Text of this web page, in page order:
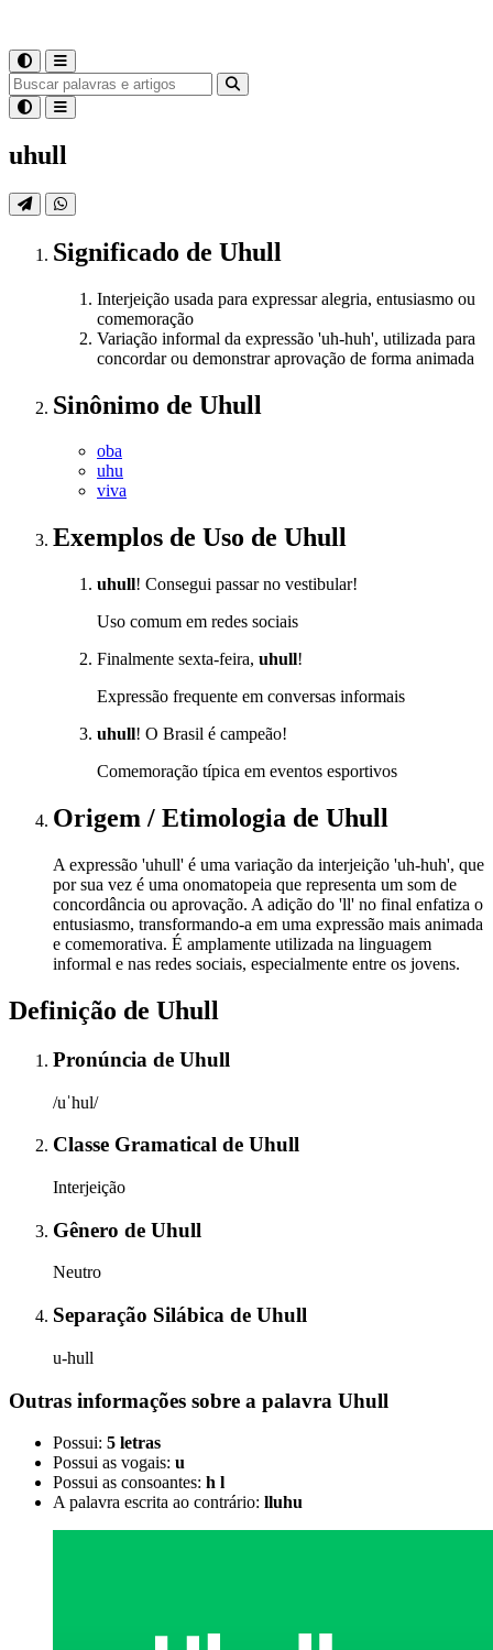
uhull
Significado de Uhull
Interjeição usada para expressar alegria, entusiasmo ou
comemoração
Variação informal da expressão 'uh-huh', utilizada para
concordar ou demonstrar aprovação de forma animada
Sinônimo de Uhull
oba
uhu
viva
Exemplos de Uso de Uhull
uhull! Consegui passar no vestibular!
Uso comum em redes sociais
Finalmente sexta-feira, uhull!
Expressão frequente em conversas informais
uhull! O Brasil é campeão!
Comemoração típica em eventos esportivos
Origem / Etimologia de Uhull
A expressão 'uhull' é uma variação da interjeição 'uh-huh', que
por sua vez é uma onomatopeia que representa um som de
concordância ou aprovação. A adição do 'll' no final enfatiza o
entusiasmo, transformando-a em uma expressão mais animada
e comemorativa. É amplamente utilizada na linguagem
informal e nas redes sociais, especialmente entre os jovens.
Definição de Uhull
Pronúncia de Uhull
/uˈhul/
Classe Gramatical de Uhull
Interjeição
Gênero de Uhull
Neutro
Separação Silábica de Uhull
u-hull
Outras informações sobre a palavra Uhull
Possui: 5 letras
Possui as vogais: u
Possui as consoantes: h l
A palavra escrita ao contrário: lluhu